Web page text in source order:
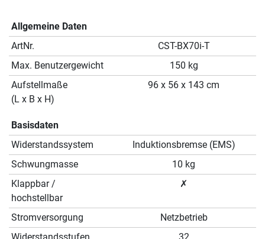
Allgemeine Daten
ArtNr.
CST-BX70i-T
Max. Benutzergewicht
150 kg
Aufstellmaße
(L x B x H)
96 x 56 x 143 cm
Basisdaten
Widerstandssystem
Induktionsbremse (EMS)
Schwungmasse
10 kg
Klappbar /
hochstellbar
✗
Stromversorgung
Netzbetrieb